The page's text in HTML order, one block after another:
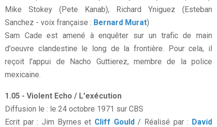
Mike Stokey (Pete Kanab), Richard Yniguez (Esteban
Sanchez - voix française : Bernard Murat)
Sam Cade est amené à enquêter sur un trafic de main
d'oeuvre clandestine le long de la frontière. Pour cela, il
reçoit l'appui de Nacho Guttierez, membre de la police
mexicaine.
1.05 - Violent Echo / L'exécution
Diffusion le : le 24 octobre 1971 sur CBS
Ecrit par : Jim Byrnes et Cliff Gould/ Réalisé par : David